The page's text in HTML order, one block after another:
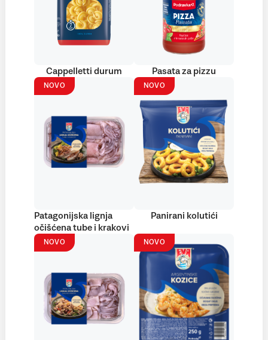
Cappelletti durum Pasata za pizzu
NOVO
Patagonijska lignja
očišćena tube i krakovi
NOVO
Panirani kolutići
NOVO NOVO